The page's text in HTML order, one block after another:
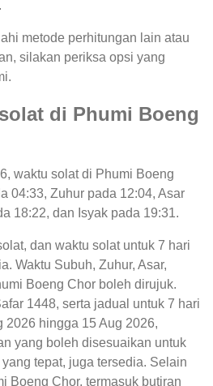
metode perhitungan lain atau
silakan periksa opsi yang
di Phumi Boeng
waktu solat di Phumi Boeng
04:33, Zuhur pada 12:04, Asar
18:22, dan Isyak pada 19:31.
dan waktu solat untuk 7 hari
Waktu Subuh, Zuhur, Asar,
Boeng Chor boleh dirujuk.
1448, serta jadual untuk 7 hari
2026 hingga 15 Aug 2026,
yang boleh disesuaikan untuk
tepat, juga tersedia. Selain
Boeng Chor, termasuk butiran